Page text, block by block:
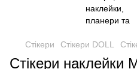
Стікери Стікери DOLL
Cтікери наклейки